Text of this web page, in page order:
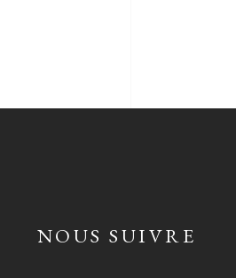
NOUS SUIVRE